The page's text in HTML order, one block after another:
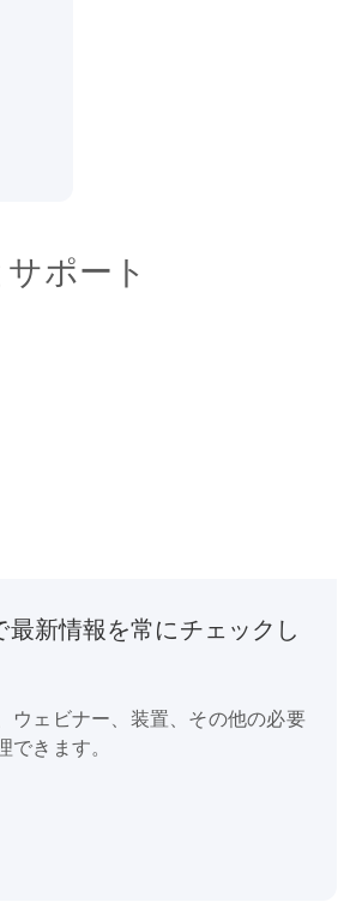
ポート
最新情報を常にチェックし
ウェビナー、装置、その他の必要
できます。